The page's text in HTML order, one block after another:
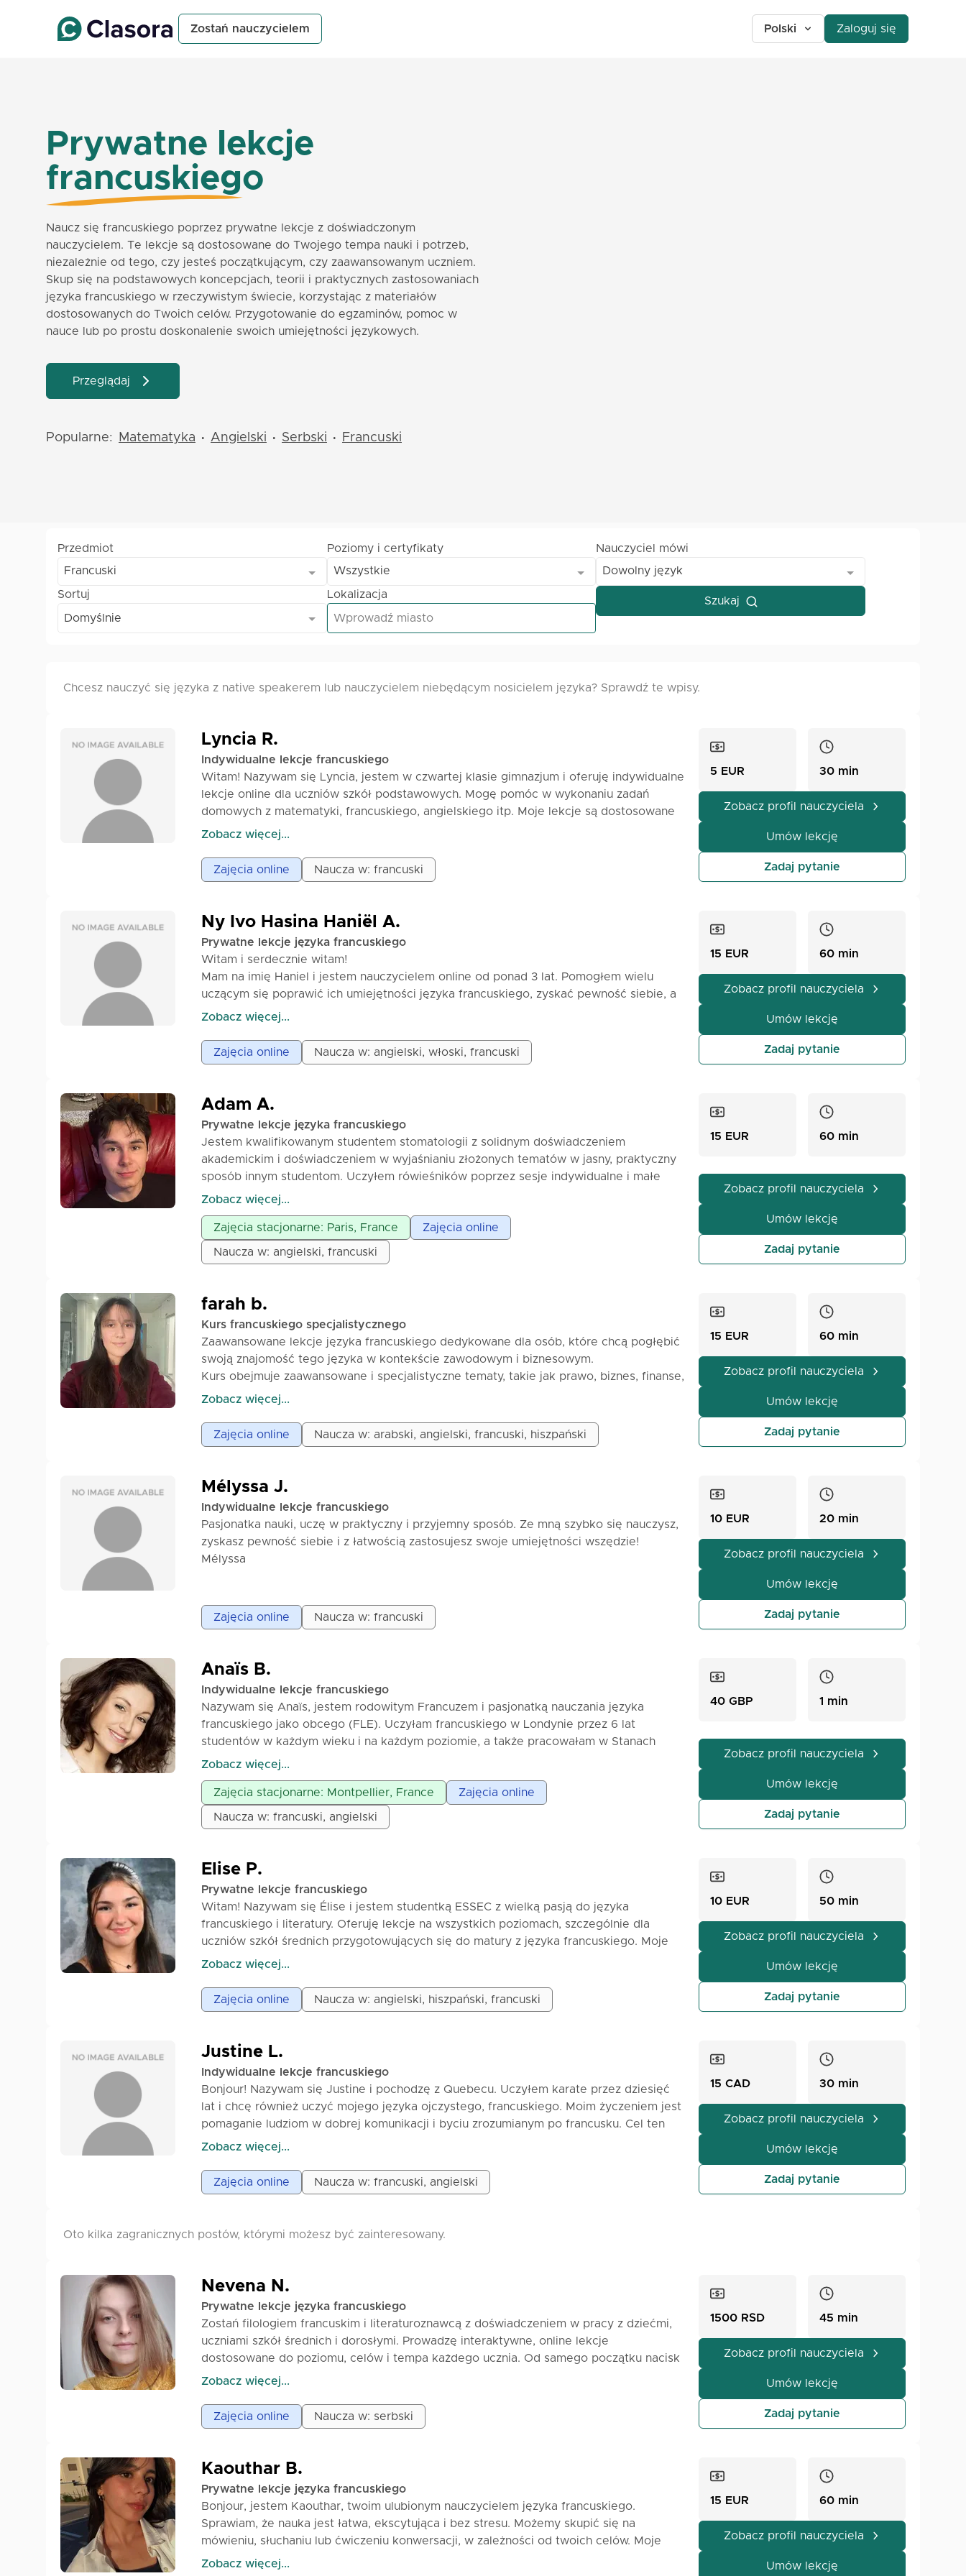
Zostań nauczycielem Polski Zaloguj się
Prywatne lekcje
francuskiego
Naucz się francuskiego poprzez prywatne lekcje z doświadczonym
nauczycielem. Te lekcje są dostosowane do Twojego tempa nauki i potrzeb,
niezależnie od tego, czy jesteś początkującym, czy zaawansowanym uczniem.
Skup się na podstawowych koncepcjach, teorii i praktycznych zastosowaniach
języka francuskiego w rzeczywistym świecie, korzystając z materiałów
dostosowanych do Twoich celów. Przygotowanie do egzaminów, pomoc w
nauce lub po prostu doskonalenie swoich umiejętności językowych.
Przeglądaj
Popularne: Matematyka • Angielski • Serbski • Francuski
Przedmiot
Francuski
Poziomy i certyfikaty
Wszystkie
Nauczyciel mówi
Dowolny język
Sortuj
Domyślnie
Lokalizacja
Szukaj
Chcesz nauczyć się języka z native speakerem lub nauczycielem niebędącym nosicielem języka? Sprawdź te wpisy.
Lyncia R.
Indywidualne lekcje francuskiego
Witam! Nazywam się Lyncia, jestem w czwartej klasie gimnazjum i oferuję indywidualne
lekcje online dla uczniów szkół podstawowych. Mogę pomóc w wykonaniu zadań
domowych z matematyki, francuskiego, angielskiego itp. Moje lekcje są dostosowane
do potrzeb każdego ucznia, z prostymi wyjaśnieniami i praktycznymi ćwiczeniami.
zyskaja pewności siebie.
Zobacz więcej...
Zajęcia online Naucza w: francuski
5 EUR 30 min
Zobacz profil nauczyciela
Umów lekcję
Zadaj pytanie
Ny Ivo Hasina Haniël A.
Prywatne lekcje języka francuskiego
Witam i serdecznie witam!
Mam na imię Haniel i jestem nauczycielem online od ponad 3 lat. Pomogłem wielu
uczącym się poprawić ich umiejętności języka francuskiego, zyskać pewność siebie, a
co najważniejsze, odważyć się mówić bez strachu. Ze mną lekcje są żywe,
pozytywnej i przyjaznej atmosferze! Moim celem jest prosty: pomóc Ci mówić po
francusku z łatwością i przyjemnością. Zarezerwuj swoje lekcje teraz i zacznijmy tę
Do zobaczenia wkrótce!
Zobacz więcej...
Zajęcia online Naucza w: angielski, włoski, francuski
15 EUR 60 min
Zobacz profil nauczyciela
Umów lekcję
Zadaj pytanie
Adam A.
Prywatne lekcje języka francuskiego
Jestem kwalifikowanym studentem stomatologii z solidnym doświadczeniem
akademickim i doświadczeniem w wyjaśnianiu złożonych tematów w jasny, praktyczny
sposób innym studentom. Uczyłem rówieśników poprzez sesje indywidualne i małe
grupy, koncentrując się na zrozumieniu, a nie na zapamiętywaniu. Moje lekcje są dobrze
krok po kroku wyjaśnienia i szybkie podsumowania, aby wzmocnić naukę. Dostosowuję
każdą lekcję do poziomu i celów ucznia, utrzymując sesje skupione i efektywne. Z
moich zajęć uczniowie mogą spodziewać się zbudowania solidnej wiedzy
siebie w stosowaniu teorii do egzaminów i rzeczywistych przypadków.
Zobacz więcej...
Zajęcia stacjonarne: Paris, France Zajęcia online
Naucza w: angielski, francuski
15 EUR 60 min
Zobacz profil nauczyciela
Umów lekcję
Zadaj pytanie
farah b.
Kurs francuskiego specjalistycznego
Zaawansowane lekcje języka francuskiego dedykowane dla osób, które chcą pogłębić
swoją znajomość tego języka w kontekście zawodowym i biznesowym.
Kurs obejmuje zaawansowane i specjalistyczne tematy, takie jak prawo, biznes, finanse,
marketing i negocjacje w języku francuskim.
francuskim w kontekście zawodowym i biznesowym, a także zrozumieć i używać
skomplikowanych struktur językowych i terminologii specjalistycznej.
Zobacz więcej...
Zajęcia online Naucza w: arabski, angielski, francuski, hiszpański
15 EUR 60 min
Zobacz profil nauczyciela
Umów lekcję
Zadaj pytanie
Mélyssa J.
Indywidualne lekcje francuskiego
Pasjonatka nauki, uczę w praktyczny i przyjemny sposób. Ze mną szybko się nauczysz,
zyskasz pewność siebie i z łatwością zastosujesz swoje umiejętności wszędzie!
Mélyssa
Zajęcia online Naucza w: francuski
10 EUR 20 min
Zobacz profil nauczyciela
Umów lekcję
Zadaj pytanie
Anaïs B.
Indywidualne lekcje francuskiego
Nazywam się Anaïs, jestem rodowitym Francuzem i pasjonatką nauczania języka
francuskiego jako obcego (FLE). Uczyłam francuskiego w Londynie przez 6 lat
studentów w każdym wieku i na każdym poziomie, a także pracowałam w Stanach
Zjednoczonych jako au pair, gdzie uczyłam dzieci francuskiego, doskonaląc
Dostosowuję się do potrzeb i poziomu każdego ucznia, czy to w celach podróży, pracy,
egzaminów czy codziennego życia. Organizuję moje lekcje w sposób progresywny:
powtarzanie słownictwa, ćwiczenia praktyczne, prowadzona konwersacja i porady, jak
francusku z pewnością siebie, rozumieć język w realnym życiu i osiągać swoje cele
Twoje cele.
Zobacz więcej...
Zajęcia stacjonarne: Montpellier, France Zajęcia online
Naucza w: francuski, angielski
40 GBP 1 min
Zobacz profil nauczyciela
Umów lekcję
Zadaj pytanie
Elise P.
Prywatne lekcje francuskiego
Witam! Nazywam się Élise i jestem studentką ESSEC z wielką pasją do języka
francuskiego i literatury. Oferuję lekcje na wszystkich poziomach, szczególnie dla
uczniów szkół średnich przygotowujących się do matury z języka francuskiego. Moje
lekcje są zorganizowane w sposób jasny i interaktywny, koncentrując się na
styl nauczania do tempa każdego ucznia. Dzięki moim lekcjom poprawisz swoją
gramatykę, rozszerzysz słownictwo, zyskasz pewność siebie w mówieniu i będziesz
Zobacz więcej...
Zajęcia online Naucza w: angielski, hiszpański, francuski
10 EUR 50 min
Zobacz profil nauczyciela
Umów lekcję
Zadaj pytanie
Justine L.
Indywidualne lekcje francuskiego
Bonjour! Nazywam się Justine i pochodzę z Quebecu. Uczyłem karate przez dziesięć
lat i chcę również uczyć mojego języka ojczystego, francuskiego. Moim życzeniem jest
pomaganie ludziom w dobrej komunikacji i byciu zrozumianym po francusku. Cel ten
zostanie osiągnięty głównie poprzez komunikację ustną, ale mogę również pomóc w
Zobacz więcej...
Zajęcia online Naucza w: francuski, angielski
15 CAD 30 min
Zobacz profil nauczyciela
Umów lekcję
Zadaj pytanie
Oto kilka zagranicznych postów, którymi możesz być zainteresowany.
Nevena N.
Prywatne lekcje języka francuskiego
Zostań filologiem francuskim i literaturoznawcą z doświadczeniem w pracy z dziećmi,
uczniami szkół średnich i dorosłymi. Prowadzę interaktywne, online lekcje
dostosowane do poziomu, celów i tempa każdego ucznia. Od samego początku nacisk
kładziony jest na mówienie i rozumienie, z jasno zarysowanym, ale luźnym podejściem.
nauki na pamięć. Lekcje obejmują krótkie powtórki, pracę poprzez dialogi i konkretne
przykłady, a także ćwiczenia, które od razu zastosujesz w mowie. Są przeznaczone dla
wyniki w nauce. Wyniki są widoczne szybko: większa pewność siebie w komunikacji,
Zobacz więcej...
Zajęcia online Naucza w: serbski
1500 RSD 45 min
Zobacz profil nauczyciela
Umów lekcję
Zadaj pytanie
Kaouthar B.
Prywatne lekcje języka francuskiego
Bonjour, jestem Kaouthar, twoim ulubionym nauczycielem języka francuskiego.
Sprawiam, że nauka jest łatwa, ekscytująca i bez stresu. Możemy skupić się na
mówieniu, słuchaniu lub ćwiczeniu konwersacji, w zależności od twoich celów. Moje
lekcje są przyjazne, interaktywne i dostosowane do twoich potrzeb. Dołącz do mnie i
Zobacz więcej...
15 EUR 60 min
Zobacz profil nauczyciela
Umów lekcję